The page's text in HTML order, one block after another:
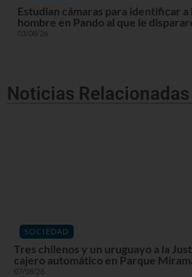
Estudian cámaras para identificar a
hombre en Pando al que le
03/08/26
Noticias Relacionadas
SOCIEDAD
Tres chilenos y un uruguayo a la
cajero automático en Parque
07/08/26